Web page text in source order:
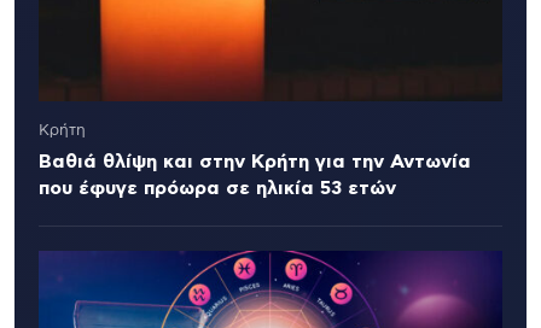
Κρήτη
Βαθιά θλίψη και στην Κρήτη για την Αντωνία
που έφυγε πρόωρα σε ηλικία 53 ετών